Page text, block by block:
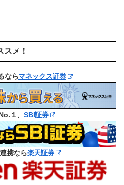
スメ！
ならマネックス証券
１、 SBI証券
携なら楽天証券